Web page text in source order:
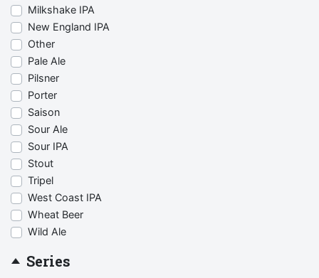
Milkshake IPA
New England IPA
Other
Pale Ale
Pilsner
Porter
Saison
Sour Ale
Sour IPA
Stout
Tripel
West Coast IPA
Wheat Beer
Wild Ale
Series